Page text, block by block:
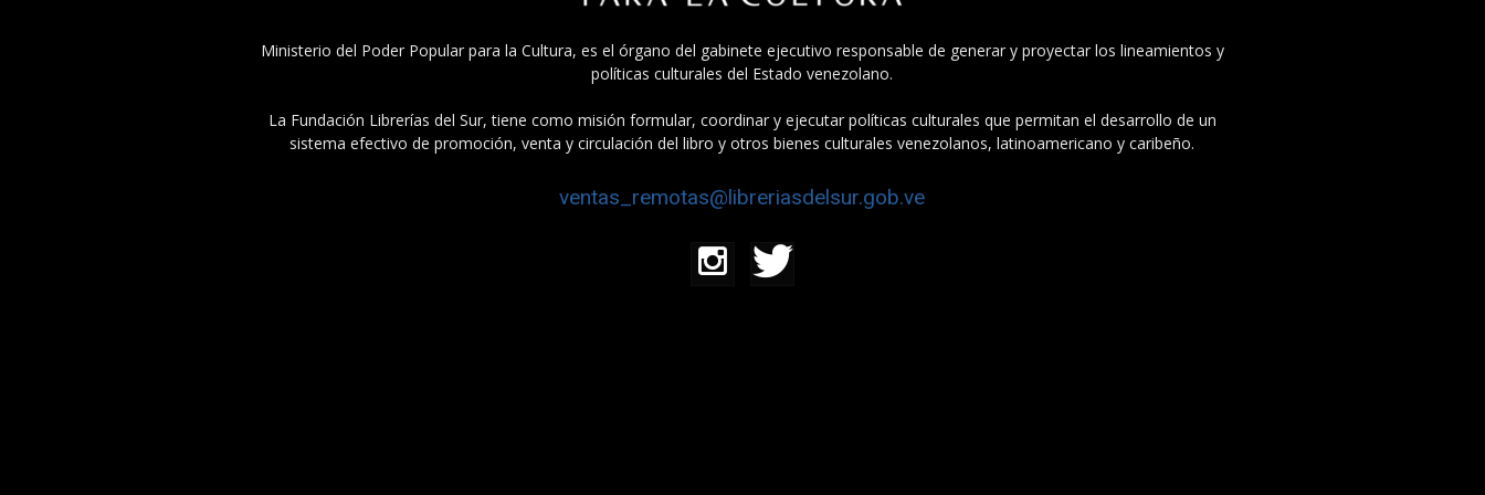
Ministerio del Poder Popular para la Cultura, es el órgano del gabinete ejecutivo responsable de generar y proyectar los lineamientos y
políticas culturales del Estado venezolano.
La Fundación Librerías del Sur, tiene como misión formular, coordinar y ejecutar políticas culturales que permitan el desarrollo de un
sistema efectivo de promoción, venta y circulación del libro y otros bienes culturales venezolanos, latinoamericano y caribeño.
ventas_remotas@libreriasdelsur.gob.ve